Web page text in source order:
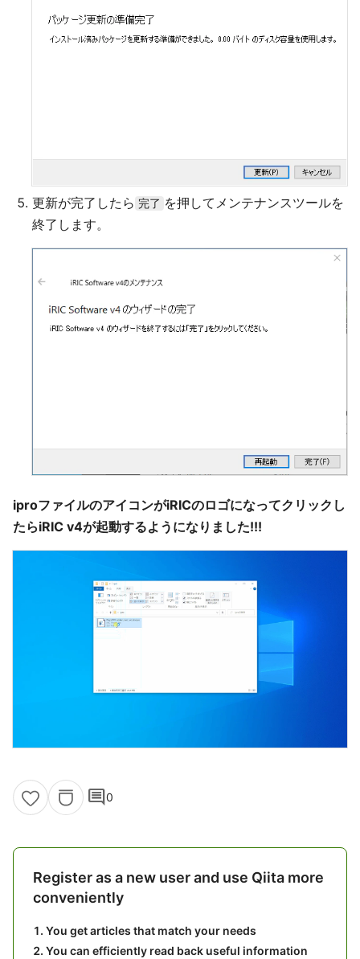
更新が完了したら 完了 を押してメンテナンスツールを
終了します。
iproファイルのアイコンがiRICのロゴになってクリックし
たらiRIC v4が起動するようになりました!!!
comment0
Register as a new user and use Qiita more
conveniently
You get articles that match your needs
You can efficiently read back useful information